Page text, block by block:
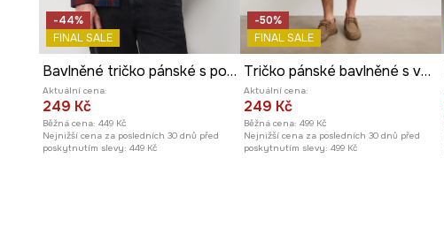
-44%
FINAL SALE
Bavlněné tričko pánské s potiskem s elastanem
Aktuální cena:
249 Kč
Běžná cena: 449 Kč
Nejnižší cena za posledních 30 dnů před
poskytnutím slevy: 449 Kč
-50%
FINAL SALE
Tričko pánské bavlněné s vybledlým efektem
Aktuální cena:
249 Kč
Běžná cena: 499 Kč
Nejnižší cena za posledních 30 dnů před
poskytnutím slevy: 499 Kč